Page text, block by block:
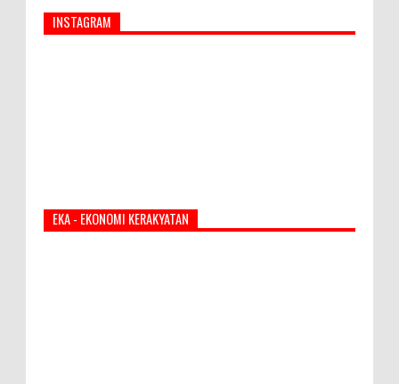
INSTAGRAM
EKA - EKONOMI KERAKYATAN